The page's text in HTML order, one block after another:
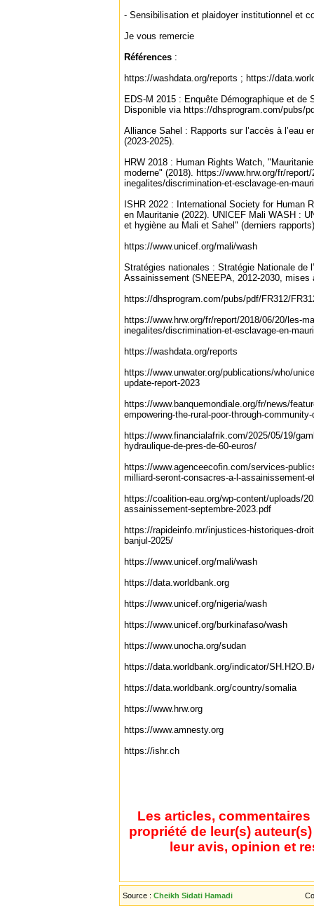
- Sensibilisation et plaidoyer institutionnel et
Je vous remercie
Références :
https://washdata.org/reports ; https://
EDS-M 2015 : Enquête Démographique et de
Disponible via https://dhsprogram.com/pubs/
Alliance Sahel : Rapports sur l’accès à l’eau
(2023-2025).
HRW 2018 : Human Rights Watch,
moderne" (2018). https://www.hrw.org/fr/
inegalites/discrimination-et-esclavage-en-
ISHR 2022 : International Society for Human
en Mauritanie (2022). UNICEF Mali WASH :
et hygiène au Mali et Sahel" (derniers
https://www.unicef.org/mali/wash
Stratégies nationales : Stratégie Nationale de
Assainissement (SNEEPA, 2012-2030, mises
https://dhsprogram.com/pubs/pdf/FR312/
https://www.hrw.org/fr/report/2018/06/20/les-
inegalites/discrimination-et-esclavage-en-
https://washdata.org/reports
https://www.unwater.org/publications/who/
update-report-2023
https://www.banquemondiale.org/fr/news/
empowering-the-rural-poor-through-
https://www.financialafrik.com/2025/05/19/
hydraulique-de-pres-de-60-euros/
https://www.agenceecofin.com/services-
milliard-seront-consacres-a-l-assainissement-
https://coalition-eau.org/wp-content/uploads/
assainissement-septembre-2023.pdf
https://rapideinfo.mr/injustices-historiques-
banjul-2025/
https://www.unicef.org/mali/wash
https://data.worldbank.org
https://www.unicef.org/nigeria/wash
https://www.unicef.org/burkinafaso/wash
https://www.unocha.org/sudan
https://data.worldbank.org/indicator/
https://data.worldbank.org/country/somalia
https://www.hrw.org
https://www.amnesty.org
https://ishr.ch
Les articles,
propriété de leur(s)
leur avis, opinion et
Source : Cheikh Sidati Hamadi